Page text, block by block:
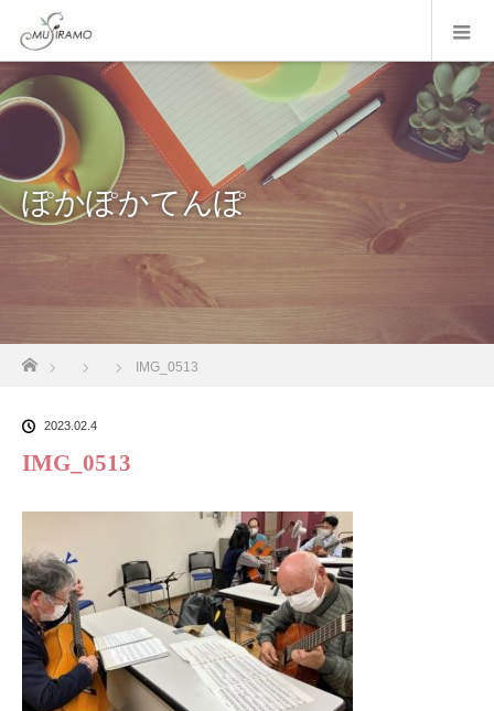
ぽかぽかてんぽ
IMG_0513
2023.02.4
IMG_0513